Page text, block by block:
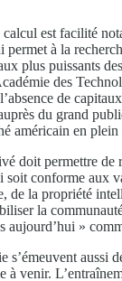
calcul est facilité
permet à la
plus puissants
des
de
du grand
américain en plein
doit permettre de
conforme aux
de la propriété
la
aujourd’hui »
s’émeuvent aussi
à venir.